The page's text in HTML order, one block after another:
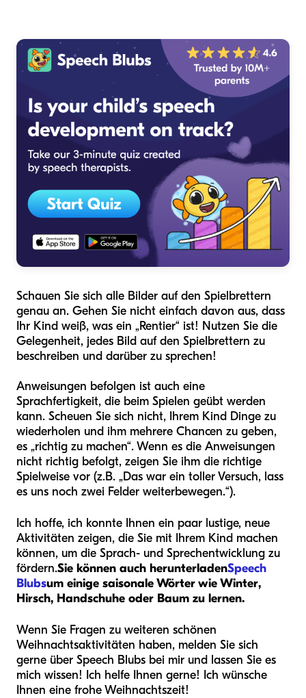
Schauen Sie sich alle Bilder auf den Spielbrettern
genau an. Gehen Sie nicht einfach davon aus, dass
Ihr Kind weiß, was ein „Rentier“ ist! Nutzen Sie die
Gelegenheit, jedes Bild auf den Spielbrettern zu
beschreiben und darüber zu sprechen!
Anweisungen befolgen ist auch eine
Sprachfertigkeit, die beim Spielen geübt werden
kann. Scheuen Sie sich nicht, Ihrem Kind Dinge zu
wiederholen und ihm mehrere Chancen zu geben,
es „richtig zu machen“. Wenn es die Anweisungen
nicht richtig befolgt, zeigen Sie ihm die richtige
Spielweise vor (z.B. „Das war ein toller Versuch, lass
es uns noch zwei Felder weiterbewegen.“).
Ich hoffe, ich konnte Ihnen ein paar lustige, neue
Aktivitäten zeigen, die Sie mit Ihrem Kind machen
können, um die Sprach- und Sprechentwicklung zu
fördern.Sie können auch herunterladenSpeech
Blubsum einige saisonale Wörter wie Winter,
Hirsch, Handschuhe oder Baum zu lernen.
Wenn Sie Fragen zu weiteren schönen
Weihnachtsaktivitäten haben, melden Sie sich
gerne über Speech Blubs bei mir und lassen Sie es
mich wissen! Ich helfe Ihnen gerne! Ich wünsche
Ihnen eine frohe Weihnachtszeit!